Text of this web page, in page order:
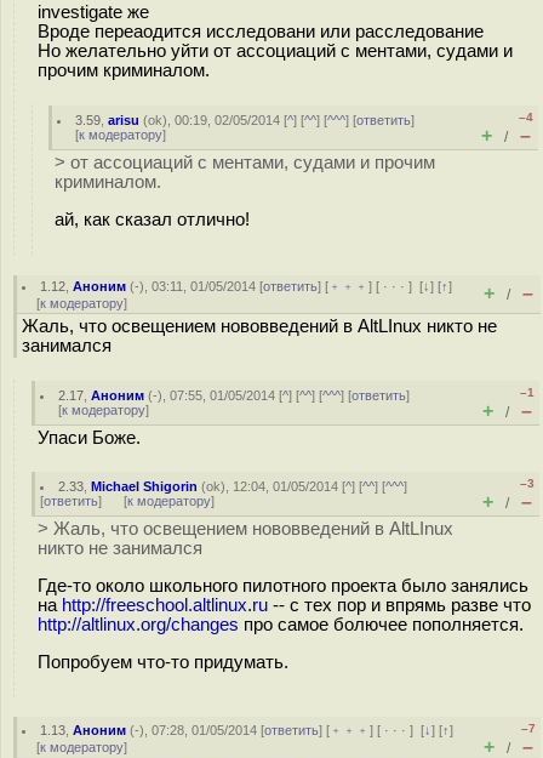
investigate же
Вроде переаодится исследовани или расследование
Но желательно уйти от ассоциаций с ментами, судами и
прочим криминалом.
3.59 ,arisu (ok), 00:19, 02/05/2014 [^] [^^] [^^^] [ответить]
[к модератору]
–4
+ / –
> от ассоциаций с ментами, судами и прочим
криминалом.
ай, как сказал отлично!
1.12 ,Аноним (-), 03:11, 01/05/2014 [ответить] [ ﹢﹢﹢] [ · · ·][↓] [↑]
[к модератору] + / –
Жаль, что освещением нововведений в AltLInux никто не
занимался
2.17 ,Аноним (-), 07:55, 01/05/2014 [^] [^^] [^^^] [ответить]
[к модератору]
–1
+ / –
Упаси Боже.
2.33 ,Michael Shigorin (ok), 12:04, 01/05/2014 [^] [^^] [^^^]
[ответить] [к модератору]
–3
+ / –
> Жаль, что освещением нововведений в AltLInux
никто не занимался
Где-то около школьного пилотного проекта было занялись
на http://freeschool.altlinux.ru -- с тех пор и впрямь разве что
http://altlinux.org/changes про самое болючее пополняется.
Попробуем что-то придумать.
1.13 ,Аноним (-), 07:28, 01/05/2014 [ответить] [ ﹢﹢﹢] [ · · ·][↓] [↑]
[к модератору]
–7
+ / –